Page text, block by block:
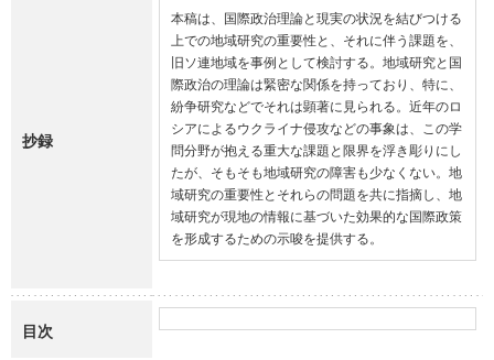
抄録
本稿は、国際政治理論と現実の状況を結びつける
上での地域研究の重要性と、それに伴う課題を、
旧ソ連地域を事例として検討する。地域研究と国
際政治の理論は緊密な関係を持っており、特に、
紛争研究などでそれは顕著に見られる。近年のロ
シアによるウクライナ侵攻などの事象は、この学
問分野が抱える重大な課題と限界を浮き彫りにし
たが、そもそも地域研究の障害も少なくない。地
域研究の重要性とそれらの問題を共に指摘し、地
域研究が現地の情報に基づいた効果的な国際政策
を形成するための示唆を提供する。
目次